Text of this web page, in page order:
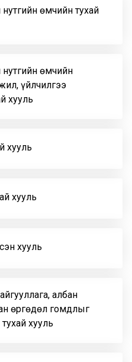
өмчийн тухай
өмчийн
үйлчилгээ
хууль
хууль
хууль
хууль
албан
өргөдөл гомдлыг
хууль